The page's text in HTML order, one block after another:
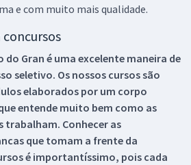
e com muito mais qualidade.
Gran é uma excelente maneira de
seletivo. Os nossos cursos são
elaborados por um corpo
entende muito bem como as
trabalham. Conhecer as
que tomam a frente da
é importantíssimo, pois cada